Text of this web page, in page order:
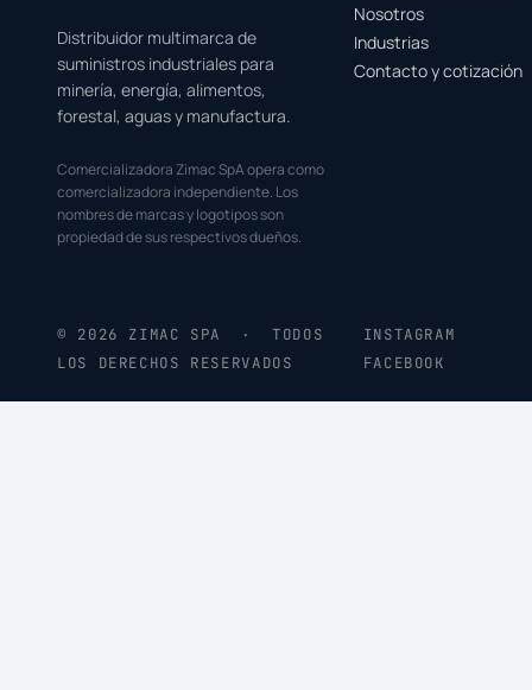
Distribuidor multimarca de
suministros industriales para
minería, energía, alimentos,
forestal, aguas y manufactura.
Comercializadora Zimac SpA opera como
comercializadora independiente. Los
nombres de marcas y logotipos son
propiedad de sus respectivos dueños.
Nosotros
Industrias
Contacto y cotización
© 2026 ZIMAC SPA · TODOS
LOS DERECHOS RESERVADOS
INSTAGRAM
FACEBOOK